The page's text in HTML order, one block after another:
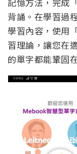
背誦。在學習過
學習內容，使用
習理論，讓您在
的單字都能鞏固